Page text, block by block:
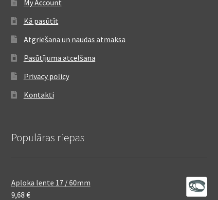
My Account
Kā pasūtīt
Atgriešana un naudas atmaksa
Pasūtījuma atcelšana
Privacy policy
Kontakti
Populāras riepas
Aploka lente 17 / 60mm
9,68 €